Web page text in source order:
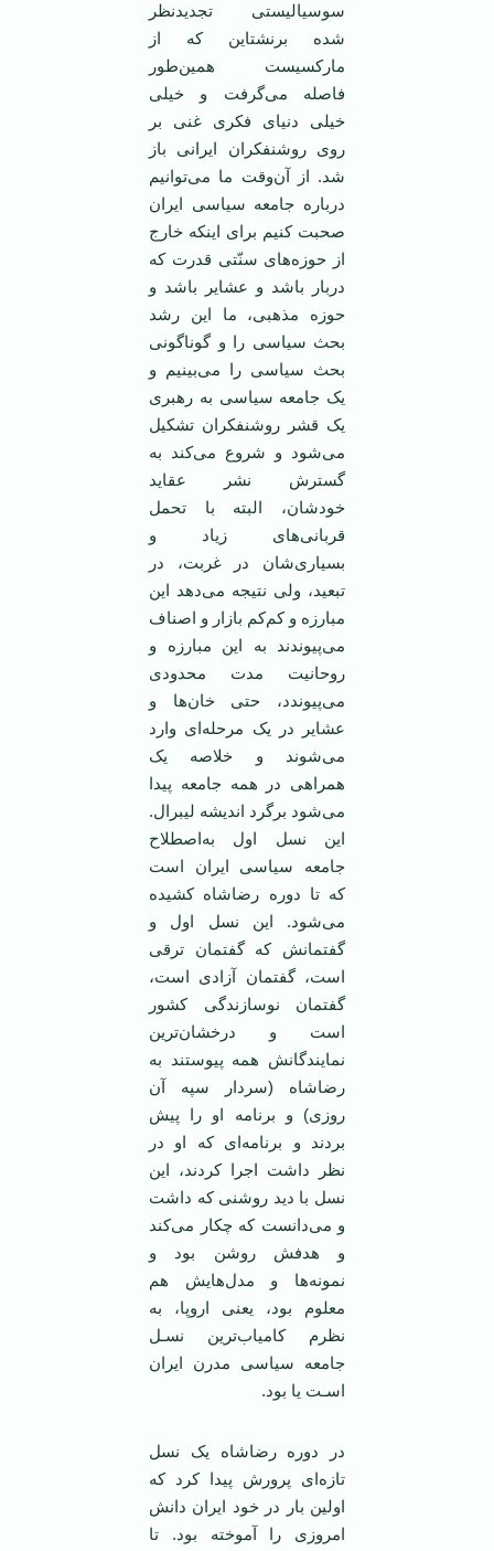
سوسیالیستی تجدیدنظر
شده برنشتاین که از
مارکسیست همین‌طور
فاصله می‌گرفت و خیلی
خیلی دنیای فکری غنی بر
روی روشنفکران ایرانی باز
شد. از آن‌وقت ما می‌توانیم
درباره جامعه سیاسی ایران
صحبت کنیم برای اینکه خارج
از حوزه‌های سنّتی قدرت که
دربار باشد و عشایر باشد و
حوزه مذهبی، ما این رشد
بحث سیاسی را و گوناگونی
بحث سیاسی را می‌بینیم و
یک جامعه سیاسی به رهبری
یک قشر روشنفکران تشکیل
می‌شود و شروع می‌کند به
گسترش نشر عقاید
خودشان، البته با تحمل
قربانی‌های زیاد و
بسیاری‌شان در غربت، در
تبعید، ولی نتیجه می‌دهد این
مبارزه و کم‌کم بازار و اصناف
می‌پیوندند به این مبارزه و
روحانیت مدت محدودی
می‌پیوندد، حتی خان‌ها و
عشایر در یک مرحله‌ای وارد
می‌شوند و خلاصه یک
همراهی در همه جامعه پیدا
می‌شود برگرد اندیشه لیبرال.
این نسل اول به‌اصطلاح
جامعه سیاسی ایران است
که تا دوره رضاشاه کشیده
می‌شود. این نسل اول و
گفتمانش که گفتمان ترقی
است، گفتمان آزادی است،
گفتمان نوسازندگی کشور
است و درخشان‌ترین
نمایندگانش همه پیوستند به
رضاشاه (سردار سپه آن
روزی) و برنامه او را پیش
بردند و برنامه‌ای که او در
نظر داشت اجرا کردند، این
نسل با دید روشنی که داشت
و می‌دانست که چکار می‌کند
و هدفش روشن بود و
نمونه‌ها و مدل‌هایش هم
معلوم بود، یعنی اروپا، به‌
نظرم کامیاب‌ترین نسـل
جامعه سیاسی مدرن ایران
اسـت یا بود.
در دوره رضاشاه یک نسل
تازه‌ای پرورش پیدا کرد که
اولین بار در خود ایران دانش
امروزی را آموخته بود. تا